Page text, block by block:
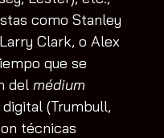
como Stanley
Clark, o Alex
que se
del médium
(Trumbull,
técnicas